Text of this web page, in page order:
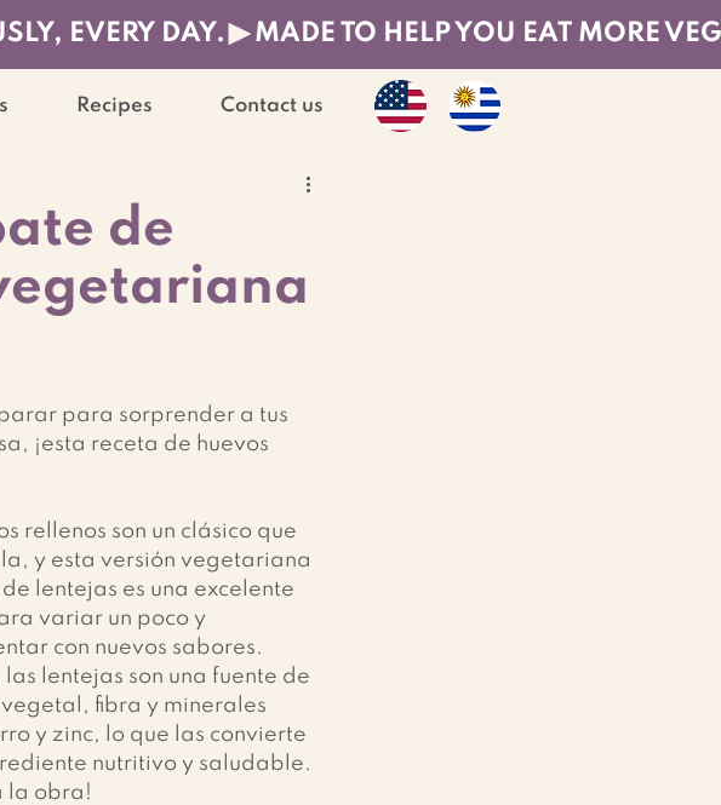
EVERY DAY.
Recipes Contact us
de
para sorprender a tus
¡esta receta de huevos
rellenos son un clásico que
y esta versión vegetariana
lentejas es una excelente
variar un poco y
con nuevos sabores.
lentejas son una fuente de
fibra y minerales
y zinc, lo que las convierte
nutritivo y saludable.
la obra!